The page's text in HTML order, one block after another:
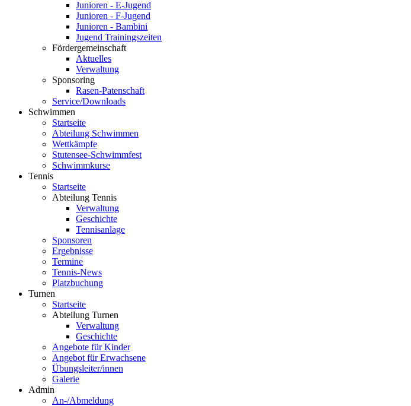
Junioren - E-Jugend
Junioren - F-Jugend
Junioren - Bambini
Jugend Trainingszeiten
Fördergemeinschaft
Aktuelles
Verwaltung
Sponsoring
Rasen-Patenschaft
Service/Downloads
Schwimmen
Startseite
Abteilung Schwimmen
Wettkämpfe
Stutensee-Schwimmfest
Schwimmkurse
Tennis
Startseite
Abteilung Tennis
Verwaltung
Geschichte
Tennisanlage
Sponsoren
Ergebnisse
Termine
Tennis-News
Platzbuchung
Turnen
Startseite
Abteilung Turnen
Verwaltung
Geschichte
Angebote für Kinder
Angebot für Erwachsene
Übungsleiter/innen
Galerie
Admin
An-/Abmeldung